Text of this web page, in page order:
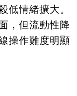
低情緒擴大。
，但流動性降
操作難度明顯